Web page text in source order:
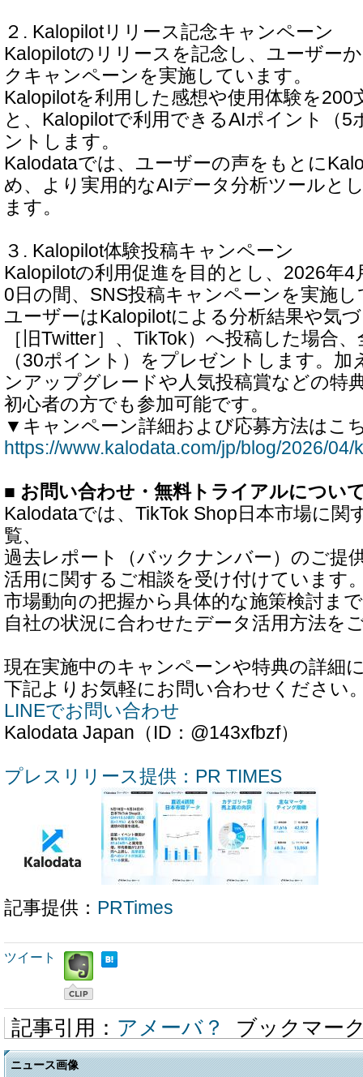
２. Kalopilotリリース記念キャンペーン
Kalopilotのリリースを記念し、ユーザー
クキャンペーンを実施しています。
Kalopilotを利用した感想や使用体験を200
と、Kalopilotで利用できるAIポイント（
ントします。
Kalodataでは、ユーザーの声をもとに
め、より実用的なAIデータ分析ツールと
ます。
３. Kalopilot体験投稿キャンペーン
Kalopilotの利用促進を目的とし、2026年4
0日の間、SNS投稿キャンペーンを実施
ユーザーはKalopilotによる分析結果や気
［旧Twitter］、TikTok）へ投稿した場合
（30ポイント）をプレゼントします。
ンアップグレードや人気投稿賞などの
初心者の方でも参加可能です。
▼キャンペーン詳細および応募方法はこ
https://www.kalodata.com/jp/blog/2026/
■ お問い合わせ・無料トライアルについ
Kalodataでは、TikTok Shop日本市場に関
覧、
過去レポート（バックナンバー）のご提
活用に関するご相談を受け付けています
市場動向の把握から具体的な施策検討ま
自社の状況に合わせたデータ活用方法を
現在実施中のキャンペーンや特典の詳細
下記よりお気軽にお問い合わせください
LINEでお問い合わせ
Kalodata Japan（ID：@143xfbzf）
プレスリリース提供：PR TIMES
記事提供： PRTimes
ツイート
記事引用： アメーバ？ ブックマー
ニュース画像